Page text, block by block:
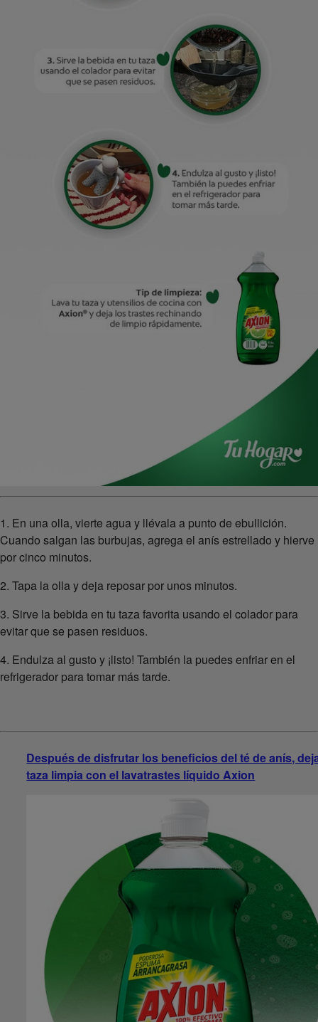
1. En una olla, vierte agua y llévala a punto de ebullición.
Cuando salgan las burbujas, agrega el anís estrellado y hierve
por cinco minutos.
2. Tapa la olla y deja reposar por unos minutos.
3. Sirve la bebida en tu taza favorita usando el colador para
evitar que se pasen residuos.
4. Endulza al gusto y ¡listo! También la puedes enfriar en el
refrigerador para tomar más tarde.
Después de disfrutar los beneficios del té de anís,
taza limpia con el lavatrastes líquido Axion